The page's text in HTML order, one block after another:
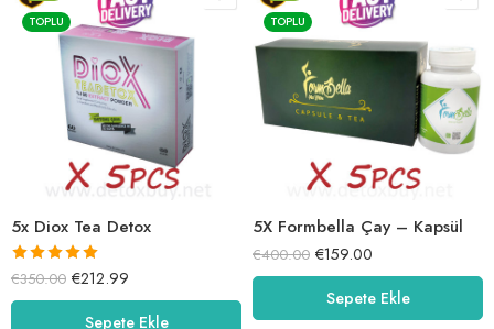
TOPLU
5x Diox Tea Detox
5 üzerinden
5.01oy aldı
€350.00 €212.99
Sepete Ekle
TOPLU
5X Formbella Çay – Kapsül
€400.00 €159.00
Sepete Ekle